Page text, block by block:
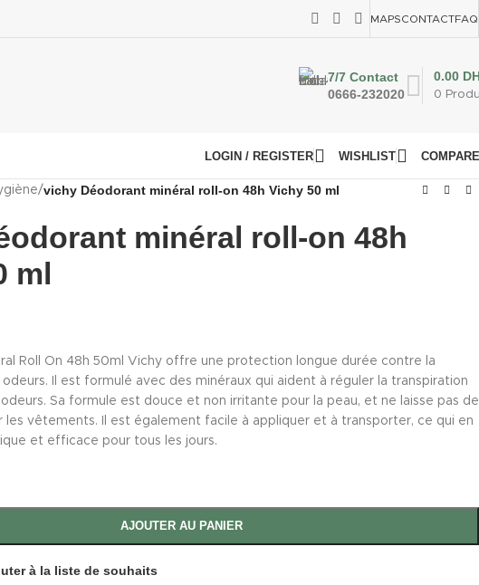
MAPSCONTACTFAQ
7/7 Contact
0666-232020
0
0.00
LOGIN / REGISTER WISHLIST
/vichy Déodorant minéral roll-on 48h Vichy 50 ml
minéral roll-on 48h
ml
Roll On 48h 50ml Vichy offre une protection longue durée contre la
Il est formulé avec des minéraux qui aident à réguler la transpiration
Sa formule est douce et non irritante pour la peau, et ne laisse pas de
les vêtements. Il est également facile à appliquer et à transporter, ce qui en
et efficace pour tous les jours.
AJOUTER AU PANIER
à la liste de souhaits